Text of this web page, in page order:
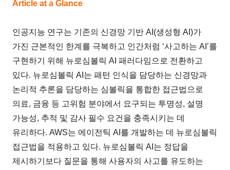
Article at a Glance
인공지능 연구는 기존의 신경망 기반 AI(생성형 AI)가
가진 근본적인 한계를 극복하고 인간처럼 ‘사고하는 AI’를
구현하기 위해 뉴로심볼릭 AI 패러다임으로 전환하고
있다. 뉴로심볼릭 AI는 패턴 인식을 담당하는 신경망과
논리적 추론을 담당하는 심볼릭을 통합한 접근법으로
의료, 금융 등 고위험 분야에서 요구되는 투명성, 설명
가능성, 추적 및 감사 필수 요건을 충족시키는 데
유리하다. AWS는 에이전틱 AI를 개발하는 데 뉴로심볼릭
접근법을 적용하고 있다. 뉴로심볼릭 AI는 정답을
제시하기보다 질문을 통해 사용자의 사고를 유도하는